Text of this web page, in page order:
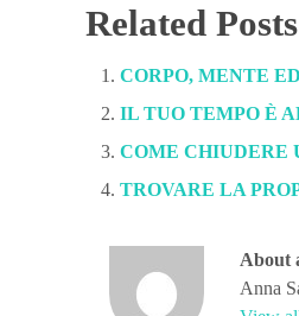
Related
CORPO, MENTE
IL TUO TEMPO È
COME CHIUDERE
TROVARE LA
About
Anna